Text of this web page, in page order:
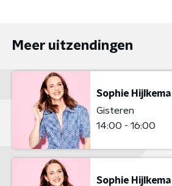
Meer uitzendingen
Sophie Hijlkema
Gisteren
14:00 - 16:00
Sophie Hijlkema